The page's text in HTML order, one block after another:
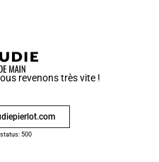
revenons très vite !
status: 500